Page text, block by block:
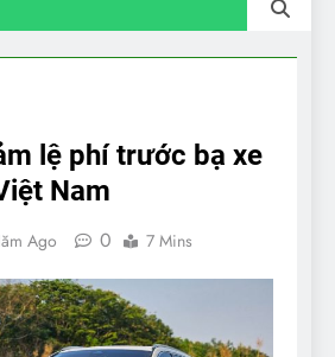
lệ phí trước bạ xe
Nam
Ago 0 7 Mins